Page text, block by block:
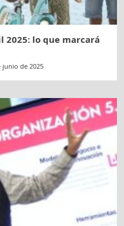
2025: lo que marcará
junio de 2025